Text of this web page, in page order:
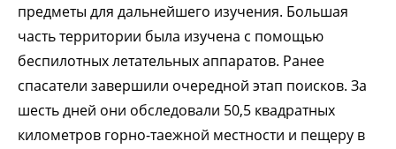
предметы для дальнейшего изучения. Большая
часть территории была изучена с помощью
беспилотных летательных аппаратов. Ранее
спасатели завершили очередной этап поисков. За
шесть дней они обследовали 50,5 квадратных
километров горно-таежной местности и пещеру в